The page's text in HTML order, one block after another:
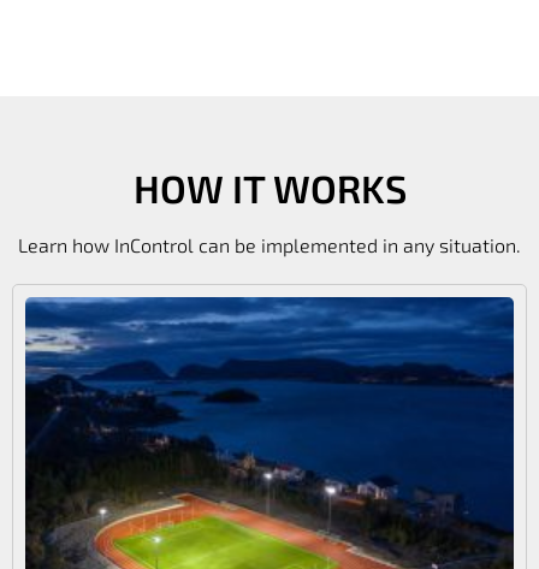
HOW IT WORKS
Learn how InControl can be implemented in any situation.